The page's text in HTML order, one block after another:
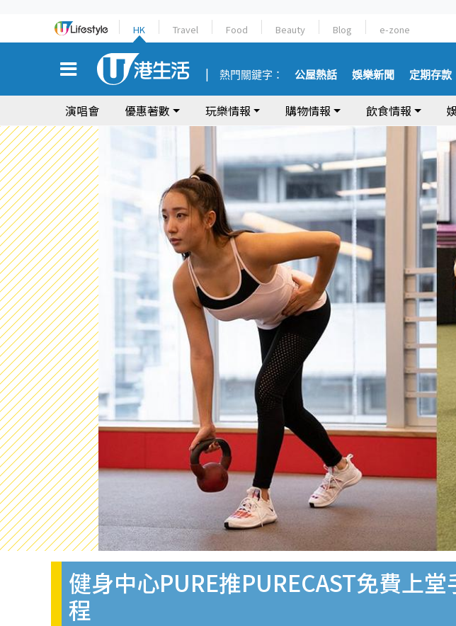
HK Travel Food Beauty Blog e-zone
熱門關鍵字： 公屋熱話 娛樂新聞 定期存款
演唱會 優惠著數 玩樂情報 購物情報 飲食情報
健身中心PURE推PURECAST免費上
程